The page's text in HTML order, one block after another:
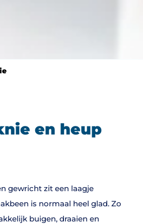
en heup
gewricht zit een laagje
is normaal heel glad. Zo
buigen, draaien en